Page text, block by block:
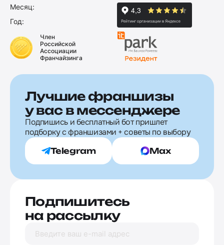
Месяц:
Год:
Член
Российской
Ассоциации
Франчайзинга
Лучшие франшизы
у вас в мессенджере
Подпишись и бесплатный бот пришлет
подборку с франшизами + советы по выбору
Telegram Max
Подпишитесь
на рассылку